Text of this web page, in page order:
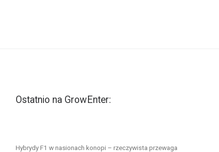
Ostatnio na GrowEnter:
Hybrydy F1 w nasionach konopi – rzeczywista przewaga